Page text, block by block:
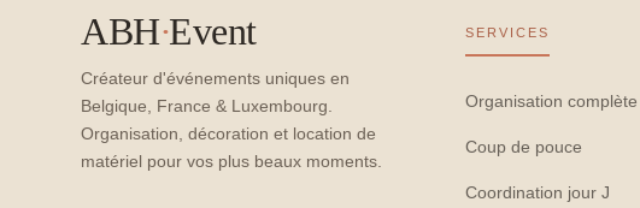
ABH·Event
Créateur d'événements uniques en
Belgique, France & Luxembourg.
Organisation, décoration et location de
matériel pour vos plus beaux moments.
SERVICES
Organisation complète
Coup de pouce
Coordination jour J